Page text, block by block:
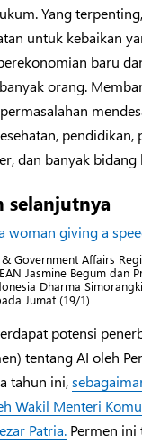
Yang
untuk kebaikan
baru
orang.
pendidikan,
dan banyak bidang
selanjutnya
& Government Affairs
Jasmine Begum dan
Dharma
Jumat (19/1)
potensi
tentang AI oleh
tahun ini,
Wakil Menteri
Patria. Permen